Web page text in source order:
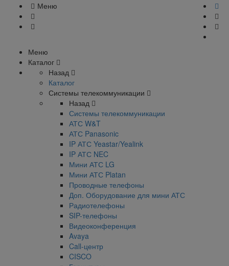
Меню
Меню
Каталог
Назад
Каталог
Системы телекоммуникации
Назад
Системы телекоммуникации
АТС W&T
АТС Panasonic
IP АТС Yeastar/Yealink
IP АТС NEC
Мини АТС LG
Мини АТС Platan
Проводные телефоны
Доп. Оборудование для мини АТС
Радиотелефоны
SIP-телефоны
Видеоконференция
Avaya
Call-центр
CISCO